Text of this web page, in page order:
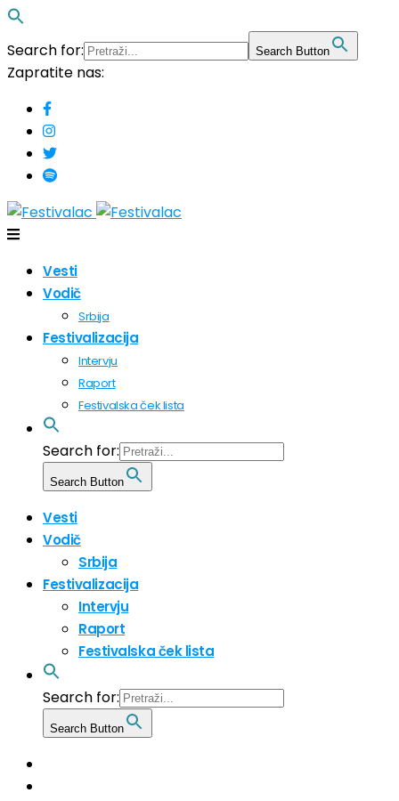
Search for: Search Button
Zapratite nas:
Vesti
Vodič
Srbija
Festivalizacija
Intervju
Raport
Festivalska ček lista
Search for:
Search Button
Vesti
Vodič
Srbija
Festivalizacija
Intervju
Raport
Festivalska ček lista
Search for:
Search Button